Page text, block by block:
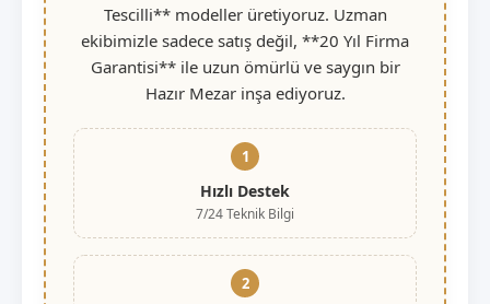
Tescilli** modeller üretiyoruz. Uzman
ekibimizle sadece satış değil, **20 Yıl Firma
Garantisi** ile uzun ömürlü ve saygın bir
Hazır Mezar inşa ediyoruz.
1
Hızlı Destek
7/24 Teknik Bilgi
2